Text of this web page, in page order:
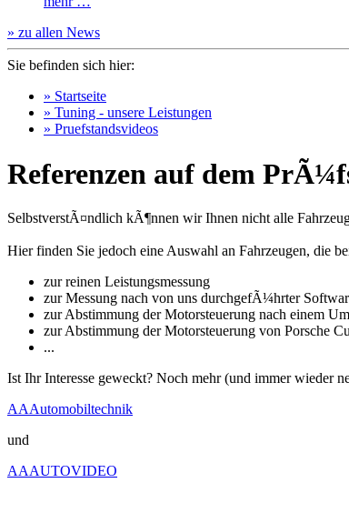
» zu allen News
Sie befinden sich hier:
» Startseite
» Tuning - unsere Leistungen
» Pruefstandsvideos
Referenzen auf dem
SelbstverstÃ¤ndlich kÃ¶nnen wir Ihnen nicht alle
Hier finden Sie jedoch eine Auswahl an Fahrzeugen, die
zur reinen Leistungsmessung
zur Messung nach von uns durchgefÃ¼hrter
zur Abstimmung der Motorsteuerung nach einem
zur Abstimmung der Motorsteuerung von Porsche
...
Ist Ihr Interesse geweckt? Noch mehr (und immer wieder
AAAutomobiltechnik
und
AAAUTOVIDEO